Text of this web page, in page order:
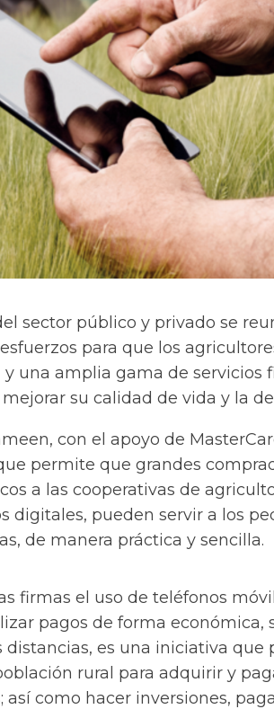
sector público y privado se
para que los
una amplia gama de servicios
su calidad de vida y la
con el apoyo de
permite que grandes
a las cooperativas de
digitales, pueden servir a los
de manera práctica y sencilla.
firmas el uso de teléfonos
pagos de forma económica,
distancias, es una iniciativa que
rural para adquirir y
así como hacer inversiones,